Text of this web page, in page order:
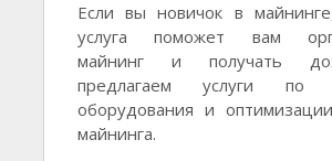
Если вы новичок в
услуга поможет вам
майнинг и получать
предлагаем услуги по
оборудования и
майнинга.